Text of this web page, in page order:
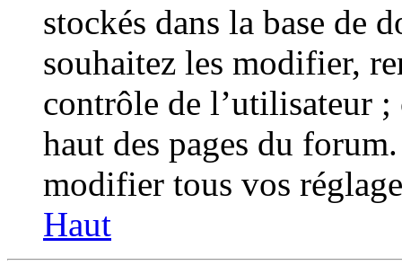
stockés dans la base de
souhaitez les modifier,
contrôle de l’utilisateur ;
haut des pages du
modifier tous vos
Haut